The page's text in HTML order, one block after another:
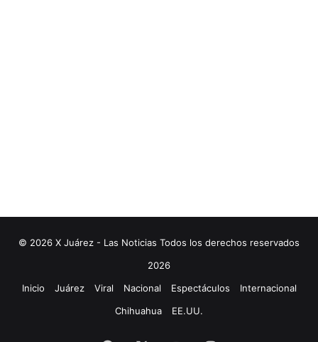
© 2026 X Juárez - Las Noticias Todos los derechos reservados
2026
Inicio
Juárez Viral Nacional Espectáculos
Internacional
Chihuahua
EE.UU.